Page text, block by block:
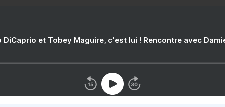
DiCaprio et Tobey Maguire, c'est lui ! Rencontre avec